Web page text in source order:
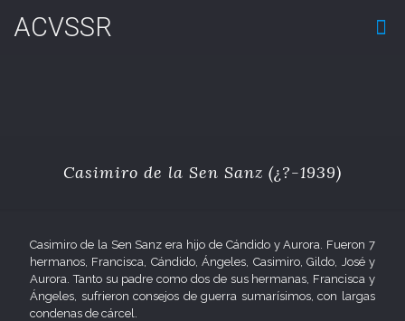
ACVSSR
Casimiro de la Sen Sanz (¿?-1939)
Casimiro de la Sen Sanz era hijo de Cándido y Aurora. Fueron 7
hermanos, Francisca, Cándido, Ángeles, Casimiro, Gildo, José y
Aurora. Tanto su padre como dos de sus hermanas, Francisca y
Ángeles, sufrieron consejos de guerra sumarísimos, con largas
condenas de cárcel.